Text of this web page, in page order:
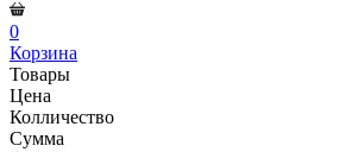
0
Корзина
Товары
Цена
Колличество
Сумма